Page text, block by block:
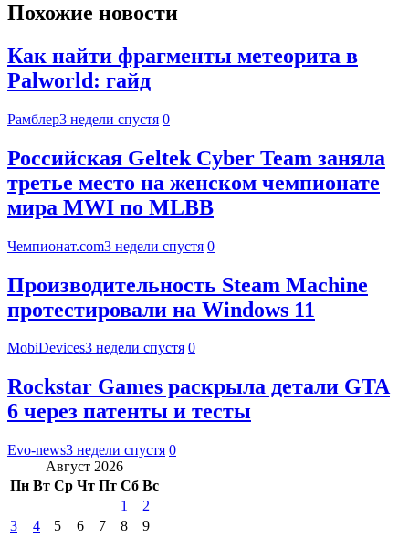
Похожие новости
Как найти фрагменты метеорита в
Palworld: гайд
Рамблер3 недели спустя 0
Российская Geltek Cyber Team заняла
третье место на женском чемпионате
мира MWI по MLBB
Чемпионат.com3 недели спустя 0
Производительность Steam Machine
протестировали на Windows 11
MobiDevices3 недели спустя 0
Rockstar Games раскрыла детали GTA
6 через патенты и тесты
Evo-news3 недели спустя 0
Август 2026
Пн Вт Ср Чт Пт Сб Вс
1
2
3
4 5 6 7 8 9